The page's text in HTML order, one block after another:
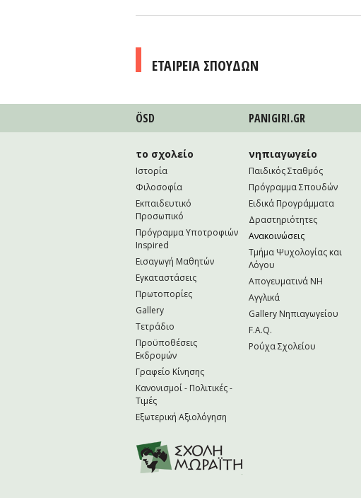
ΕΤΑΙΡΕΙΑ ΣΠΟΥΔΩΝ
ÖSD PANIGIRI.GR
το σχολείο
Ιστορία
Φιλοσοφία
Εκπαιδευτικό
Προσωπικό
Πρόγραμμα Υποτροφιών
Inspired
Εισαγωγή Μαθητών
Εγκαταστάσεις
Πρωτοπορίες
Gallery
Τετράδιο
Προϋποθέσεις
Εκδρομών
Γραφείο Κίνησης
Κανονισμοί - Πολιτικές -
Τιμές
Εξωτερική Αξιολόγηση
νηπιαγωγείο
Παιδικός Σταθμός
Πρόγραμμα Σπουδών
Ειδικά Προγράμματα
Δραστηριότητες
Ανακοινώσεις
Τμήμα Ψυχολογίας και
Λόγου
Απογευματινά NH
Αγγλικά
Gallery Νηπιαγωγείου
F.A.Q.
Ρούχα Σχολείου